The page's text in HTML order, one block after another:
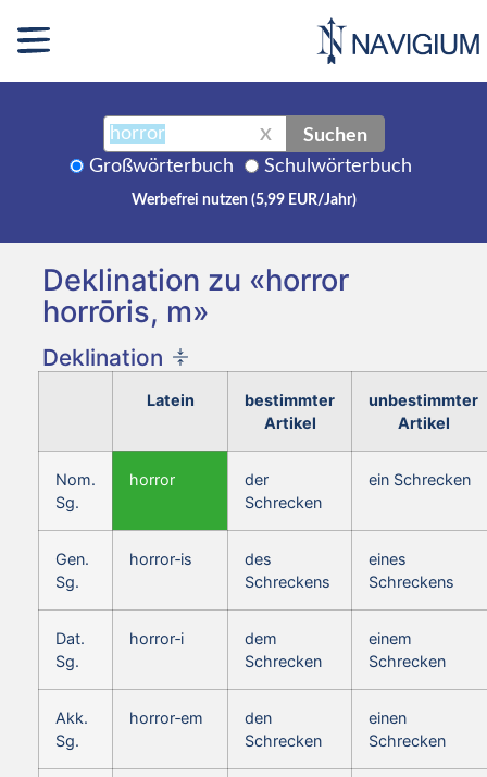
X Suchen
Großwörterbuch Schulwörterbuch
Werbefrei nutzen (5,99 EUR/Jahr)
Deklination zu «horror
horrōris, m»
Deklination
Latein
bestimmter
Artikel
unbestimmter
Artikel
Nom.
Sg.
horror
der
Schrecken
ein Schrecken
Gen.
Sg.
horror‑is
des
Schreckens
eines
Schreckens
Dat.
Sg.
horror‑i
dem
Schrecken
einem
Schrecken
Akk.
Sg.
horror‑em
den
Schrecken
einen
Schrecken